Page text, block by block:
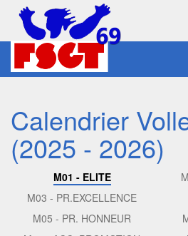
Calendrier
(2025 - 2026)
M01 - ELITE
M03 - PR.EXCELLENCE
M05 - PR. HONNEUR